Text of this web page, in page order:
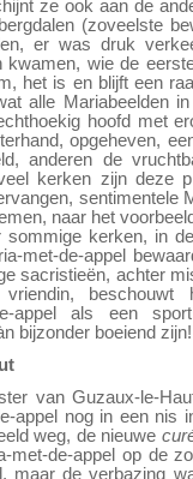
ze ook aan de
(zoveelste
er was druk
wie de
het is en blijft een
alle Mariabeelden
hoofd met
opgeheven,
anderen de
kerken zijn deze
sentimentele
naar het
kerken, in
met-de-appel
sacristieën, achter
vriendin,
de-appel als een
bijzonder boeiend
van Guzaux-le-
appel nog in een nis
weg, de nieuwe
met-de-appel op de
maar de verbazing